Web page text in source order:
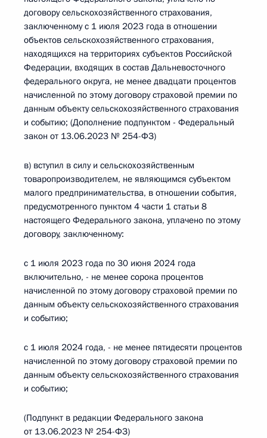
договору сельскохозяйственного страхования,
заключенному с 1 июля 2023 года в отношении
объектов сельскохозяйственного страхования,
находящихся на территориях субъектов Российской
Федерации, входящих в состав Дальневосточного
федерального округа, не менее двадцати процентов
начисленной по этому договору страховой премии по
данным объекту сельскохозяйственного страхования
и событию; (Дополнение подпунктом - Федеральный
закон от 13.06.2023 № 254-ФЗ)
в) вступил в силу и сельскохозяйственным
товаропроизводителем, не являющимся субъектом
малого предпринимательства, в отношении события,
предусмотренного пунктом 4 части 1 статьи 8
настоящего Федерального закона, уплачено по этому
договору, заключенному:
с 1 июля 2023 года по 30 июня 2024 года
включительно, - не менее сорока процентов
начисленной по этому договору страховой премии по
данным объекту сельскохозяйственного страхования
и событию;
с 1 июля 2024 года, - не менее пятидесяти процентов
начисленной по этому договору страховой премии по
данным объекту сельскохозяйственного страхования
и событию;
(Подпункт в редакции Федерального закона
от 13.06.2023 № 254-ФЗ)